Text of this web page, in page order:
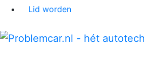
Lid worden